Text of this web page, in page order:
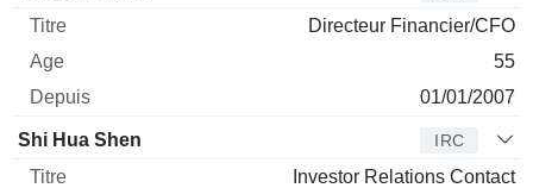
Directeur Financier/CFO
55
01/01/2007
Shi Hua Shen IRC
Investor Relations Contact